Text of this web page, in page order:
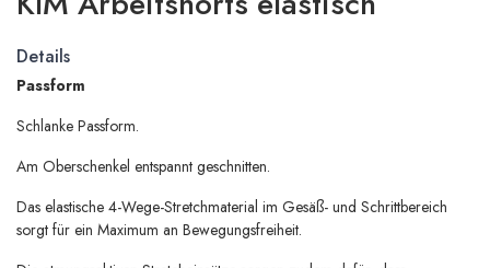
Details
Passform
Schlanke Passform.
Am Oberschenkel entspannt geschnitten.
Das elastische 4-Wege-Stretchmaterial im Gesäß- und Schrittbereich
sorgt für ein Maximum an Bewegungsfreiheit.